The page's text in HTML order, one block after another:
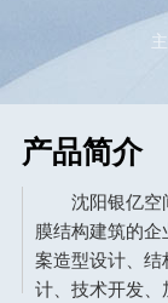
产品简介
沈阳银亿空
膜结构建筑的
案造型设计、
计、技术开发、